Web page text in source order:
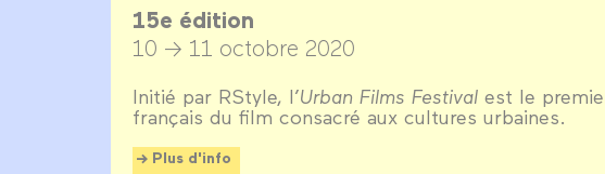
15e édition
10 → 11 octobre 2020
Initié par RStyle, l’Urban Films Festival est le
français du film consacré aux cultures urbaines.
Plus d'info